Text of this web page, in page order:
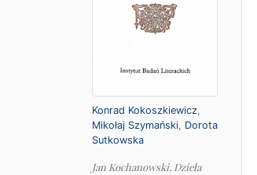
Konrad Kokoszkiewicz,
Mikołaj Szymański, Dorota
Sutkowska
Jan Kochanowski, Dzieła